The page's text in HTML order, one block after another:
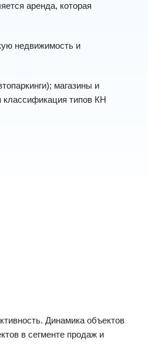
аренда, которая
недвижимость и
магазины и
классификация типов КН
Динамика объектов
в сегменте продаж и